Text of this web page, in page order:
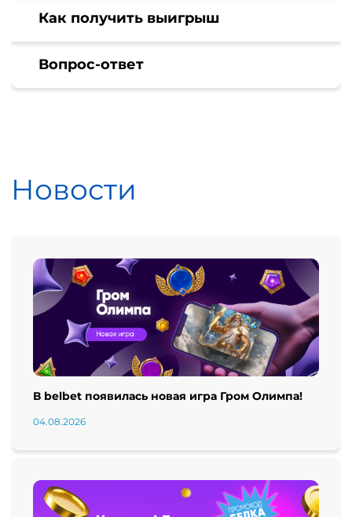
Как получить выигрыш
Вопрос-ответ
Новости
В belbet появилась новая игра Гром Олимпа!
04.08.2026